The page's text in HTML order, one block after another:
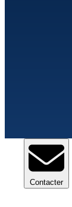
Contacter